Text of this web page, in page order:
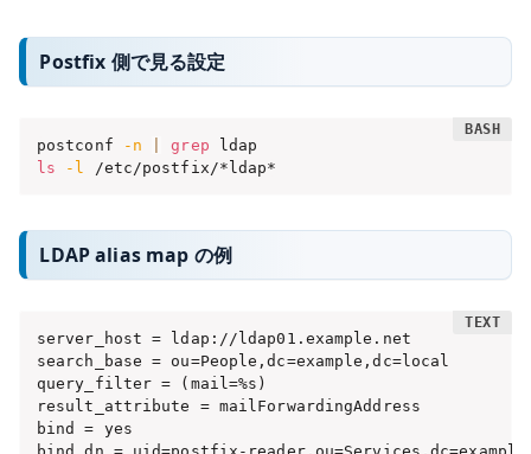
Postfix 側で見る設定
postconf -n grep
ls
-l /etc/postfix/*ldap*
LDAP alias map の例
server_host = ldap://ldap01.example.net
search_base = ou=People,dc=example,dc=local
query_filter = (mail=%s)
result_attribute = mailForwardingAddress
bind = yes